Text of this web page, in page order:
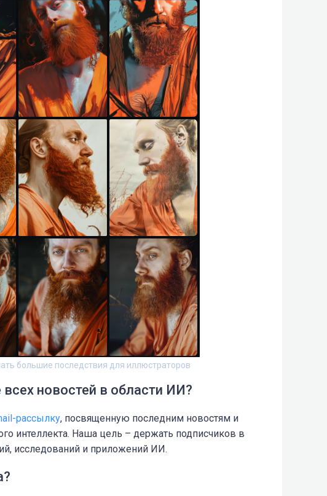
большие последствия для иллюстраторов
новостей в области ИИ?
рассылку, посвященную последним новостям и
интеллекта. Наша цель – держать подписчиков в
исследований и приложений ИИ.